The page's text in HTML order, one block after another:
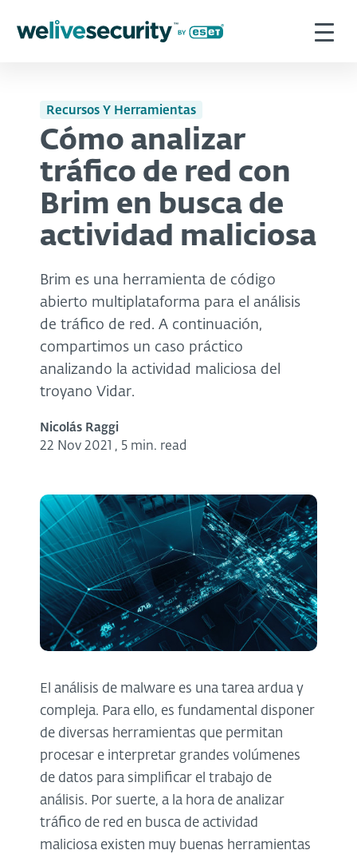
Recursos Y Herramientas
Cómo analizar
tráfico de red con
Brim en busca de
actividad maliciosa
Brim es una herramienta de código
abierto multiplataforma para el análisis
de tráfico de red. A continuación,
compartimos un caso práctico
analizando la actividad maliciosa del
troyano Vidar.
Nicolás Raggi
22 Nov 2021 , 5 min. read
El análisis de malware es una tarea ardua y
compleja. Para ello, es fundamental disponer
de diversas herramientas que permitan
procesar e interpretar grandes volúmenes
de datos para simplificar el trabajo de
análisis. Por suerte, a la hora de analizar
tráfico de red en busca de actividad
maliciosa existen muy buenas herramientas